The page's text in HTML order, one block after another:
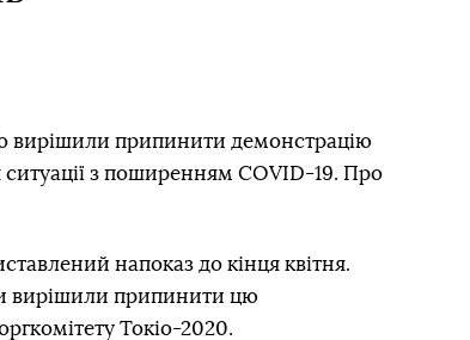
вирішили припинити демонстрацію
з поширенням COVID-19. Про
напоказ до кінця квітня.
вирішили припинити цю
Токіо-2020.